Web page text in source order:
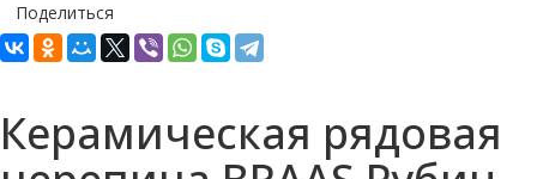
Поделиться
Керамическая рядовая